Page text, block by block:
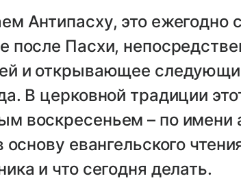
Антипасху, это ежегодно
после Пасхи,
и открывающее
В церковной традиции
воскресеньем – по имени
основу евангельского
и что сегодня делать.